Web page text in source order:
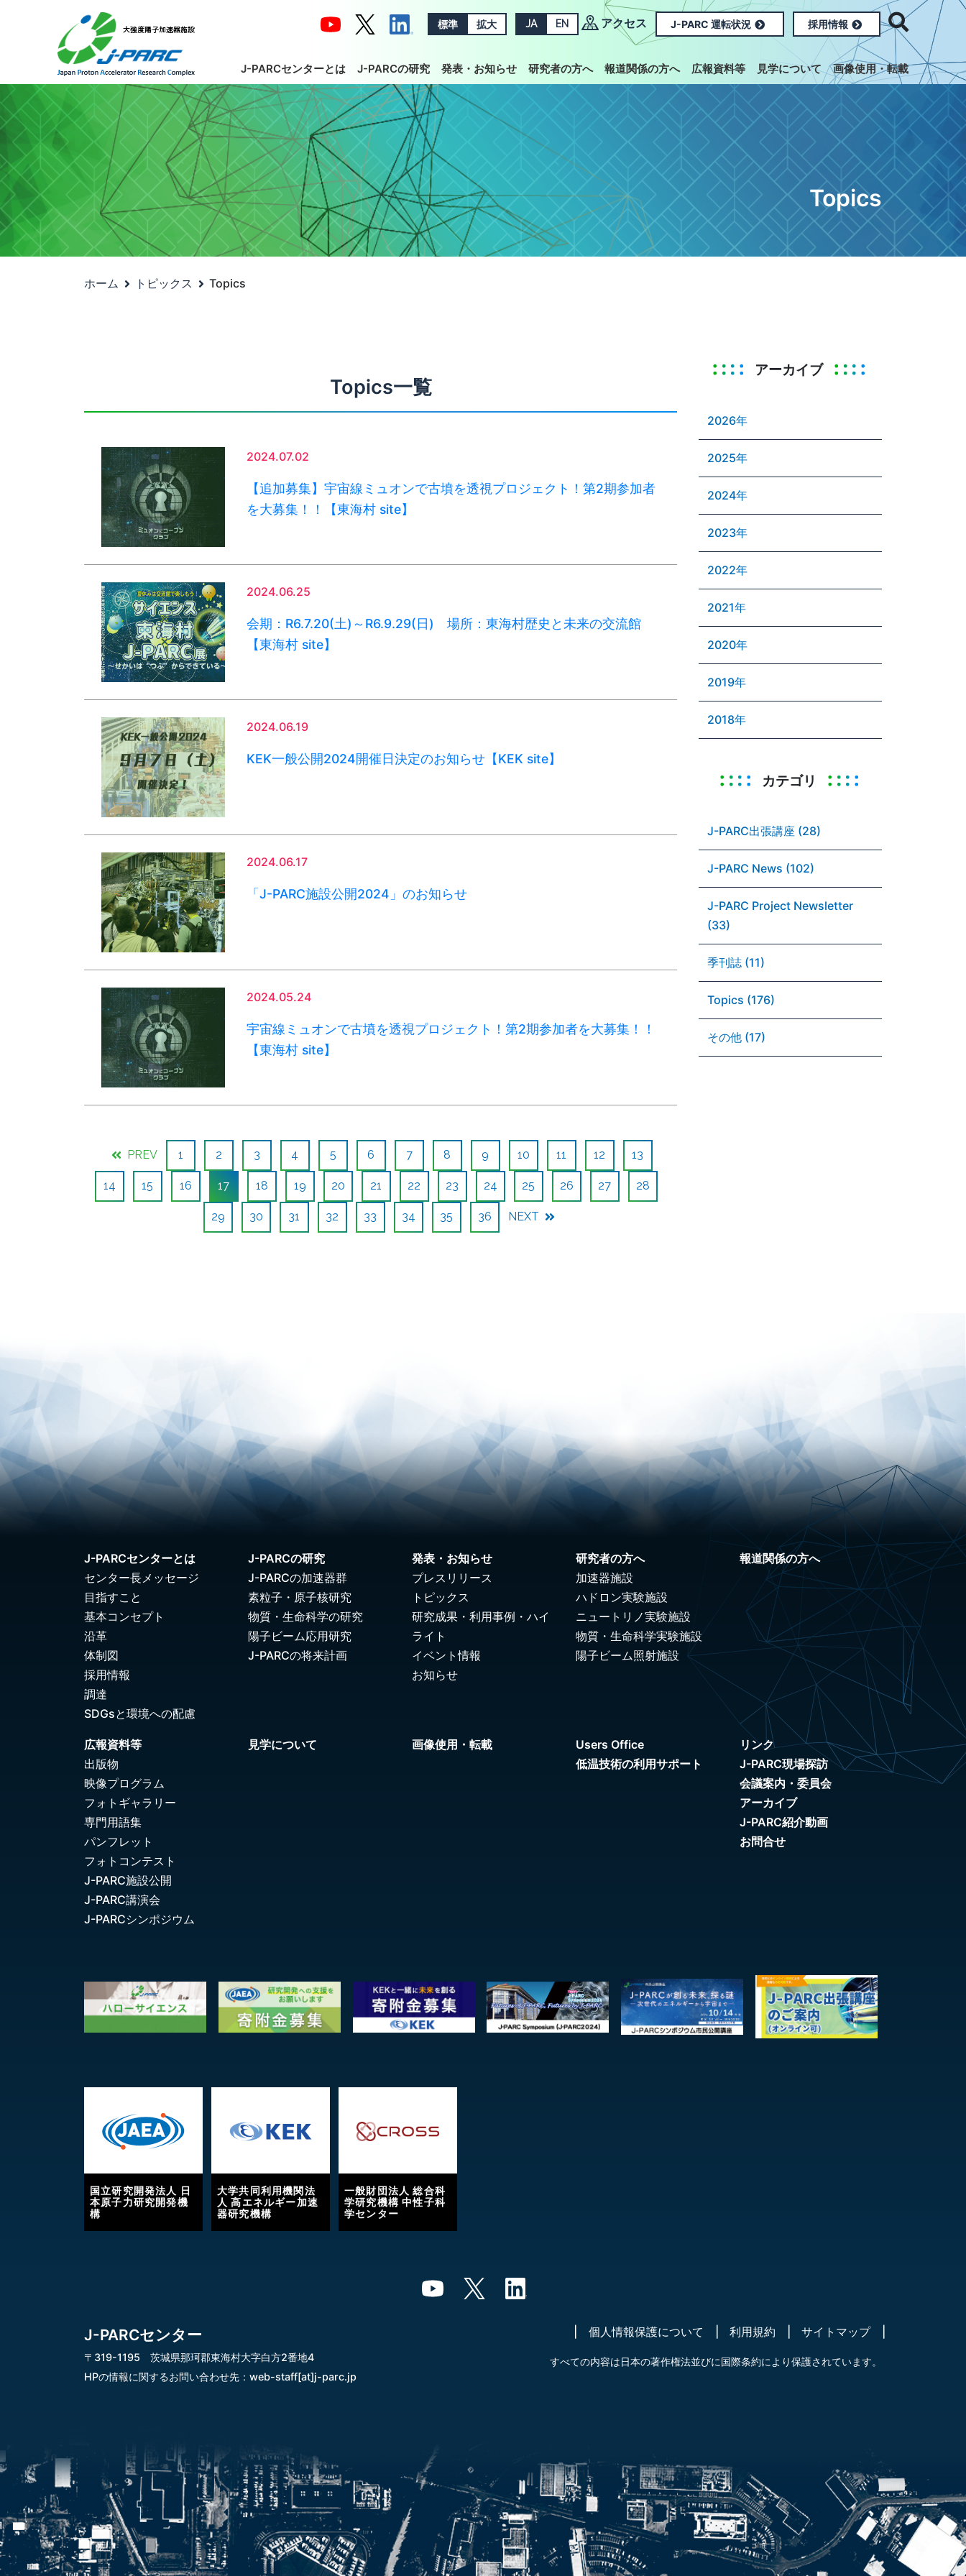
標準 拡大 JA EN アクセス J-PARC 運転状況 採用情報
J-PARCセンターとは J-PARCの研究 発表・お知らせ 研究者の方へ 報道関係の方へ 広報資料等 見学について 画像使用・転載
Topics
ホーム トピックス Topics
Topics一覧
2024.07.02
【追加募集】宇宙線ミュオンで古墳を透視プロジェクト！第2期参加者
を大募集！！【東海村 site】
2024.06.25
会期：R6.7.20(土)～R6.9.29(日) 場所：東海村歴史と未来の交流館
【東海村 site】
2024.06.19
KEK一般公開2024開催日決定のお知らせ【KEK site】
2024.06.17
「J-PARC施設公開2024」のお知らせ
2024.05.24
宇宙線ミュオンで古墳を透視プロジェクト！第2期参加者を大募集！！
【東海村 site】
PREV 1 2 3 4 5 6 7 8 9 10 11 12 13
14 15 16 17 18 19 20 21 22 23 24 25 26 27 28
29 30 31 32 33 34 35 36 NEXT
アーカイブ
2026年
2025年
2024年
2023年
2022年
2021年
2020年
2019年
2018年
カテゴリ
J-PARC出張講座 (28)
J-PARC News (102)
J-PARC Project Newsletter
(33)
季刊誌 (11)
Topics (176)
その他 (17)
J-PARCセンターとは
センター長メッセージ
目指すこと
基本コンセプト
沿革
体制図
採用情報
調達
SDGsと環境への配慮
J-PARCの研究
J-PARCの加速器群
素粒子・原子核研究
物質・生命科学の研究
陽子ビーム応用研究
J-PARCの将来計画
発表・お知らせ
プレスリリース
トピックス
研究成果・利用事例・ハイ
ライト
イベント情報
お知らせ
研究者の方へ
加速器施設
ハドロン実験施設
ニュートリノ実験施設
物質・生命科学実験施設
陽子ビーム照射施設
報道関係の方へ
広報資料等
出版物
映像プログラム
フォトギャラリー
専門用語集
パンフレット
フォトコンテスト
J-PARC施設公開
J-PARC講演会
J-PARCシンポジウム
見学について 画像使用・転載
Users Office
低温技術の利用サポート
リンク
J-PARC現場探訪
会議案内・委員会
アーカイブ
J-PARC紹介動画
お問合せ
国立研究開発法人 日
本原子力研究開発機
構
大学共同利用機関法
人 高エネルギー加速
器研究機構
一般財団法人 総合科
学研究機構 中性子科
学センター
J-PARCセンター
〒319-1195 茨城県那珂郡東海村大字白方2番地4
HPの情報に関するお問い合わせ先： web-staff[at]j-parc.jp
個人情報保護について 利用規約 サイトマップ
すべての内容は日本の著作権法並びに国際条約により保護されています。